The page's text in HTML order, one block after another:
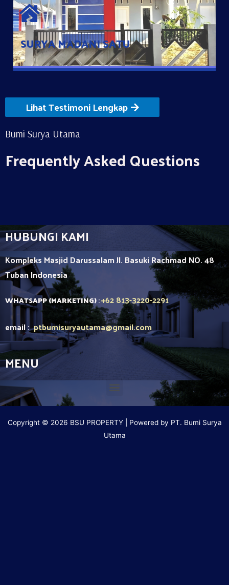
SURYA MADANI SATU
Satu-satunya Hunian nyaman dengan harga subsidi hanya 100
jutaan dengan lokasi strategis di Tuban
Lihat Testimoni Lengkap
Bumi Surya Utama
Frequently Asked Questions
HUBUNGI KAMI
Kompleks Masjid Darussalam Jl. Basuki Rachmad NO. 48
TubanIndonesia
WHATSAPP (MARKETING):+62 813-3220-2291
email :ptbumisuryautama@gmail.com
MENU
Copyright © 2026 BSU PROPERTY | Powered by PT. Bumi Surya
Utama